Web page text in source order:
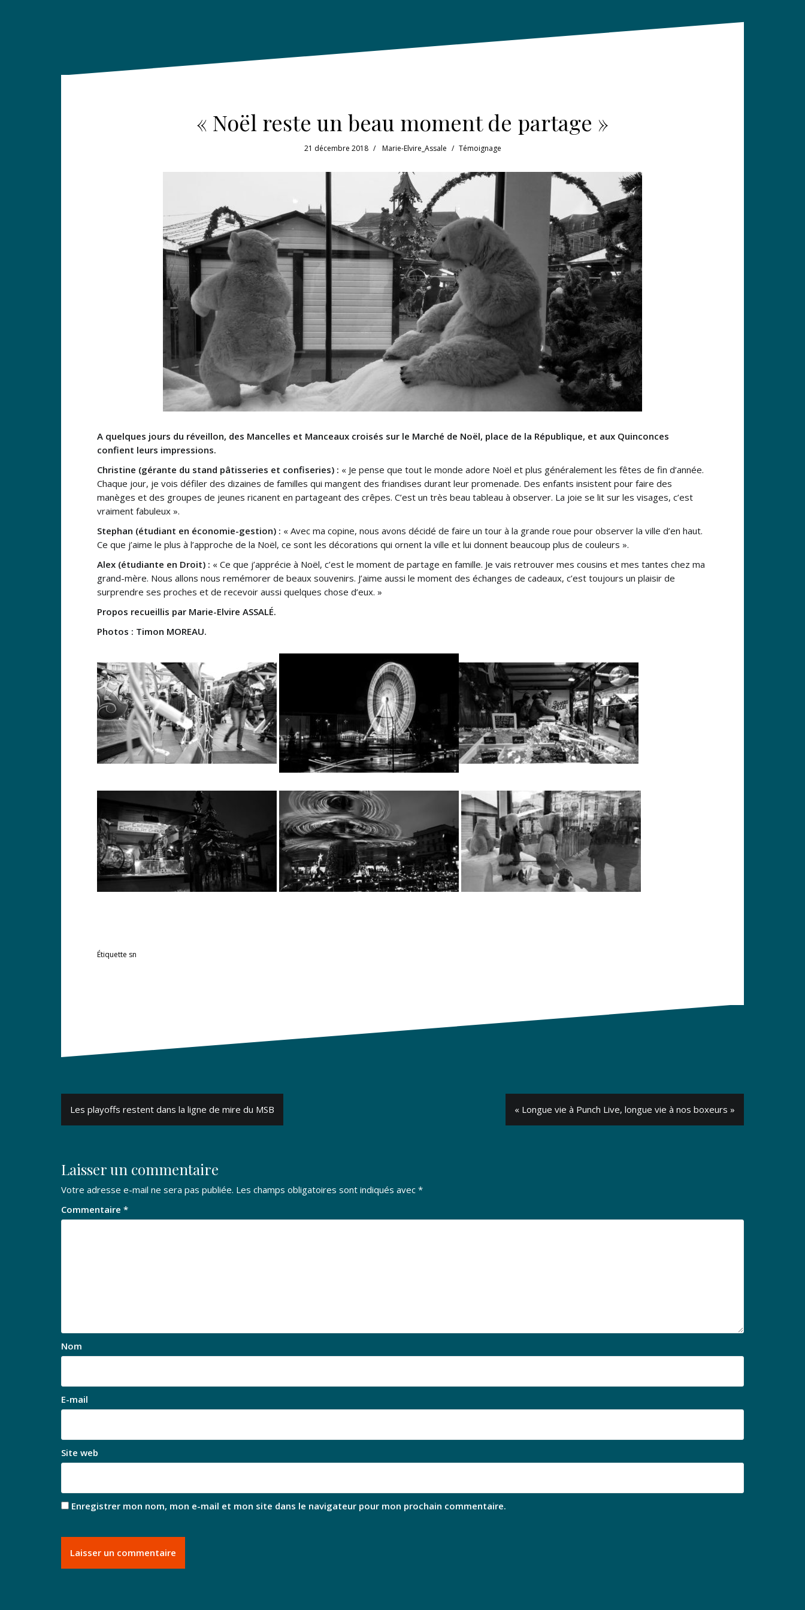
« Noël reste un beau moment de partage »
21 décembre 2018 Marie-Elvire_Assale Témoignage
A quelques jours du réveillon, des Mancelles et Manceaux croisés sur le Marché de Noël, place de la République, et aux Quinconces
confient leurs impressions.
Christine (gérante du stand pâtisseries et confiseries) : « Je pense que tout le monde adore Noël et plus généralement les fêtes de fin d’année.
Chaque jour, je vois défiler des dizaines de familles qui mangent des friandises durant leur promenade. Des enfants insistent pour faire des
manèges et des groupes de jeunes ricanent en partageant des crêpes. C’est un très beau tableau à observer. La joie se lit sur les visages, c’est
vraiment fabuleux ».
Stephan (étudiant en économie-gestion) : « Avec ma copine, nous avons décidé de faire un tour à la grande roue pour observer la ville d’en haut.
Ce que j’aime le plus à l’approche de la Noël, ce sont les décorations qui ornent la ville et lui donnent beaucoup plus de couleurs ».
Alex (étudiante en Droit) : « Ce que j’apprécie à Noël, c’est le moment de partage en famille. Je vais retrouver mes cousins et mes tantes chez ma
grand-mère. Nous allons nous remémorer de beaux souvenirs. J’aime aussi le moment des échanges de cadeaux, c’est toujours un plaisir de
surprendre ses proches et de recevoir aussi quelques chose d’eux. »
Propos recueillis par Marie-Elvire ASSALÉ.
Photos : Timon MOREAU.
Étiquette sn
Navigation
de
Les playoffs restent dans la ligne de mire du MSB « Longue vie à Punch Live, longue vie à nos boxeurs »
Laisser un commentaire
Votre adresse e-mail ne sera pas publiée. Les champs obligatoires sont indiqués avec *
Commentaire *
Nom
E-mail
Site web
Enregistrer mon nom, mon e-mail et mon site dans le navigateur pour mon prochain commentaire.